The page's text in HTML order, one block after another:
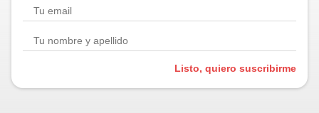
Listo, quiero suscribirme